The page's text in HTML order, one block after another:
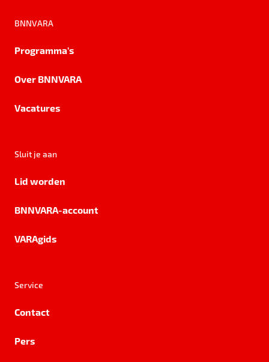
BNNVARA
Programma's
Over BNNVARA
Vacatures
Sluit je aan
Lid worden
BNNVARA-account
VARAgids
Service
Contact
Pers